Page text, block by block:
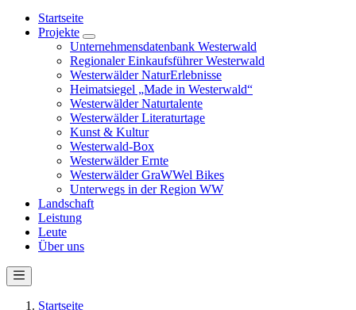
Startseite
Projekte
Unternehmensdatenbank Westerwald
Regionaler Einkaufsführer Westerwald
Westerwälder NaturErlebnisse
Heimatsiegel „Made in Westerwald“
Westerwälder Naturtalente
Westerwälder Literaturtage
Kunst & Kultur
Westerwald-Box
Westerwälder Ernte
Westerwälder GraWWel Bikes
Unterwegs in der Region WW
Landschaft
Leistung
Leute
Über uns
Startseite